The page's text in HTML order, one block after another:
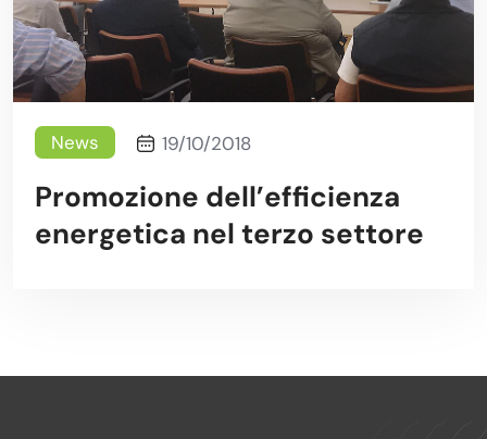
News 19/10/2018
Promozione dell’efficienza
energetica nel terzo settore